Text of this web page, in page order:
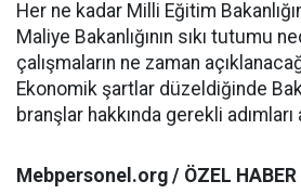
Her ne kadar Milli Eğitim
Maliye Bakanlığının sıkı tutumu
çalışmaların ne zaman
Ekonomik şartlar düzeldiğinde
branşlar hakkında gerekli adımları
Mebpersonel.org / ÖZEL HABER